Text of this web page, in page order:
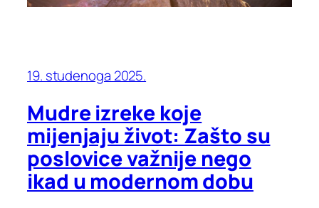
19. studenoga 2025.
Mudre izreke koje
mijenjaju život: Zašto su
poslovice važnije nego
ikad u modernom dobu